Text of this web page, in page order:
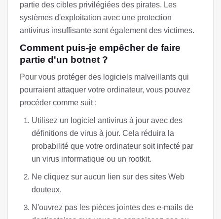
partie des cibles privilégiées des pirates. Les
systèmes d'exploitation avec une protection
antivirus insuffisante sont également des victimes.
Comment puis-je empêcher de faire
partie d'un botnet ?
Pour vous protéger des logiciels malveillants qui
pourraient attaquer votre ordinateur, vous pouvez
procéder comme suit :
Utilisez un logiciel antivirus à jour avec des
définitions de virus à jour. Cela réduira la
probabilité que votre ordinateur soit infecté par
un virus informatique ou un rootkit.
Ne cliquez sur aucun lien sur des sites Web
douteux.
N'ouvrez pas les pièces jointes des e-mails de